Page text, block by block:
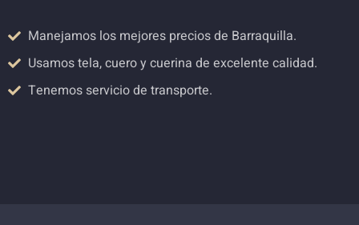
Manejamos los mejores precios de Barraquilla.
Usamos tela, cuero y cuerina de excelente calidad.
Tenemos servicio de transporte.